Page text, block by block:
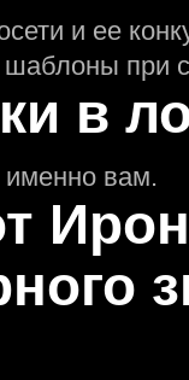
и еe
при
в
именно вам.